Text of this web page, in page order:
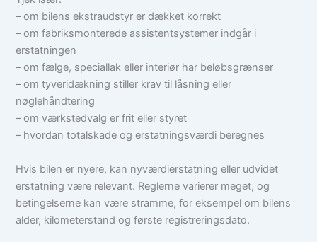
– om bilens ekstraudstyr er dækket korrekt
– om fabriksmonterede assistentsystemer indgår i
erstatningen
– om fælge, speciallak eller interiør har beløbsgrænser
– om tyveridækning stiller krav til låsning eller
nøglehåndtering
– om værkstedvalg er frit eller styret
– hvordan totalskade og erstatningsværdi beregnes
Hvis bilen er nyere, kan nyværdierstatning eller udvidet
erstatning være relevant. Reglerne varierer meget, og
betingelserne kan være stramme, for eksempel om bilens
alder, kilometerstand og første registreringsdato.